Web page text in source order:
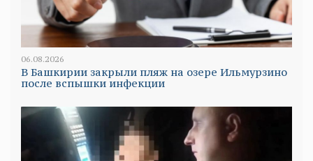
06.08.2026
В Башкирии закрыли пляж на озере Ильмурзино
после вспышки инфекции